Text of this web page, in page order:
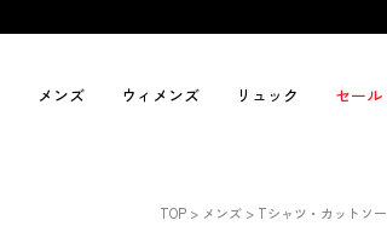
メンズ ウィメンズ リュック セール
TOP メンズ Tシャツ・カットソー